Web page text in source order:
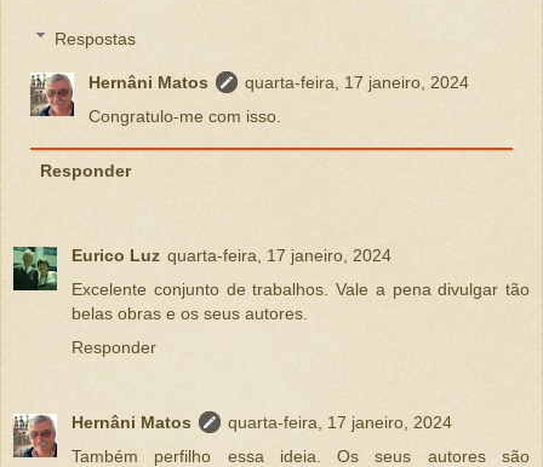
Respostas
Hernâni Matos
quarta-feira, 17 janeiro, 2024
Congratulo-me com isso.
Responder
Eurico Luz quarta-feira, 17 janeiro, 2024
Excelente conjunto de trabalhos. Vale a pena divulgar tão
belas obras e os seus autores.
Responder
Hernâni Matos
quarta-feira, 17 janeiro, 2024
Também perfilho essa ideia. Os seus autores são